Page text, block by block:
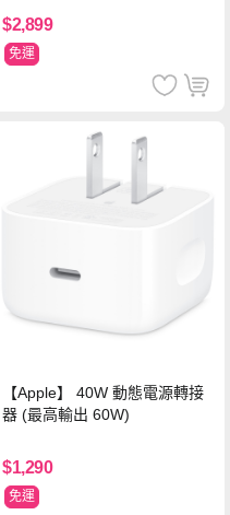
$2,899
免運
【Apple】 40W 動態電源轉接
器 (最高輸出 60W)
$1,290
免運